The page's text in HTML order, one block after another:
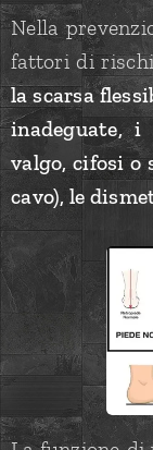
Nella
fattori di
la scarsa
inadeguate,
valgo, cifosi o
cavo), le